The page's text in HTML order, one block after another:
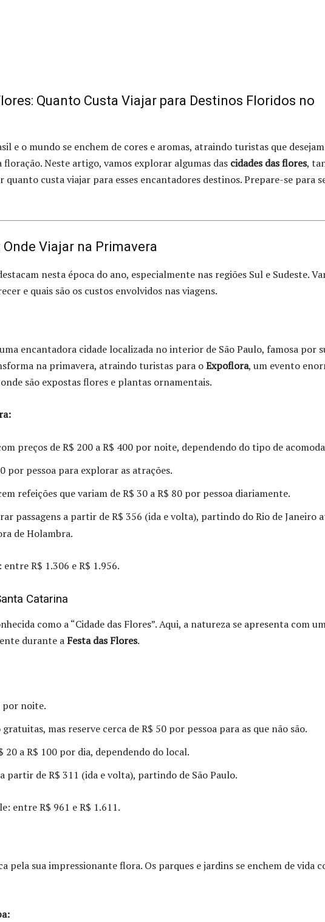
Quanto Custa Viajar para Destinos Floridos no
e o mundo se enchem de cores e aromas, atraindo turistas que desejam
Neste artigo, vamos explorar algumas das cidades das flores,
custa viajar para esses encantadores destinos. Prepare-se para
Viajar na Primavera
nesta época do ano, especialmente nas regiões Sul e Sudeste.
e quais são os custos envolvidos nas viagens.
encantadora cidade localizada no interior de São Paulo, famosa por
na primavera, atraindo turistas para oExpoflora, um evento
são expostas flores e plantas ornamentais.
preços de R$ 200 a R$ 400 por noite, dependendo do tipo de
por pessoa para explorar as atrações.
refeições que variam de R$ 30 a R$ 80 por pessoa diariamente.
passagens a partir de R$ 356 (ida e volta), partindo do Rio de Janeiro
de Holambra.
R$ 1.306 e R$ 1.956.
Catarina
como a “Cidade das Flores”. Aqui, a natureza se apresenta com
durante aFesta das Flores.
por noite.
mas reserve cerca de R$ 50 por pessoa para as que não são.
20 a R$ 100 por dia, dependendo do local.
partir de R$ 311 (ida e volta), partindo de São Paulo.
entre R$ 961 e R$ 1.611.
pela sua impressionante flora. Os parques e jardins se enchem de vida